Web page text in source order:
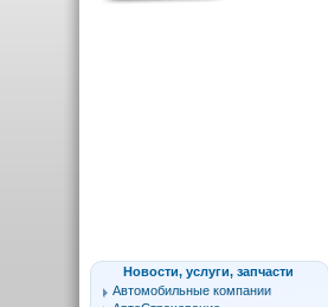
Новости, услуги, запчасти
Автомобильные компании